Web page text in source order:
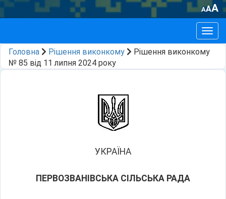
AAA
Головна
Рішення виконкому
Рішення виконкому
№ 85 від 11 липня 2024 року
УКРАЇНА
ПЕРВОЗВАНІВСЬКА СІЛЬСЬКА РАДА